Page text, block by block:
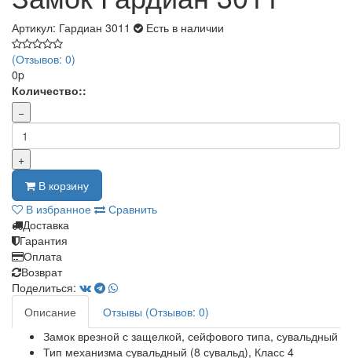
Артикул: Гардиан 3011
Есть в наличии
(Отзывов: 0)
0p
Количество::
−
+
В корзину
В избранное
Сравнить
Доставка
Гарантия
Оплата
Возврат
Поделиться:
Описание
Отзывы (Отзывов: 0)
Замок врезной с защелкой, сейфового типа, сувальдный
Тип механизма сувальдный (8 сувальд), Класс 4